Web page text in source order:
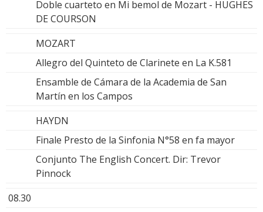
Doble cuarteto en Mi bemol de Mozart - HUGHES
DE COURSON
MOZART
Allegro del Quinteto de Clarinete en La K.581
Ensamble de Cámara de la Academia de San
Martín en los Campos
HAYDN
Finale Presto de la Sinfonia N°58 en fa mayor
Conjunto The English Concert. Dir: Trevor
Pinnock
08.30